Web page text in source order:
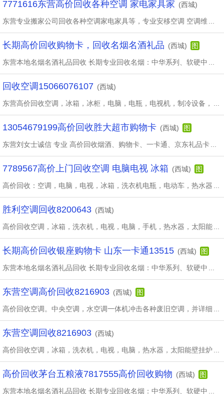
7771616东营高价回收各种空调 家电家具家 (西城)
东营专业搬家公司回收各种空调家电家具等，专业安移空调 空调维
长期高价回收购物卡，回收名烟名酒礼品 (西城) 图
东营本地名烟名酒礼品回收 长期专业回收名烟：中华系列、软硬中
回收空调15066076107 (西城)
东营高价回收空调，冰箱，冰柜，电脑，电瓶，电视机，制冷设备，
13054679199高价回收胜大超市购物卡 (西城) 图
东营刘女士诚信 专业 高价回收烟酒、购物卡、一卡通、京东礼品卡
7789567高价上门回收空调 电脑电视 冰箱 (西城) 图
高价回收：空调，电脑，电视，冰箱，洗衣机电瓶，电动车，热水器
胜利空调回收8200643 (西城)
高价回收空调，冰箱，洗衣机，电视，电脑，手机，热水器，太阳能
长期高价回收银座购物卡 山东一卡通13515 (西城) 图
东营本地名烟名酒礼品回收 长期专业回收名烟：中华系列、软硬中
东营空调高价回收8216903 (西城) 图
高价回收空调。中央空调，水空调一体机冲击各种废旧空调，并详细
东营空调回收8216903 (西城)
高价回收空调，冰箱，洗衣机，电视，电脑，热水器，太阳能壁挂炉
高价回收茅台五粮液7817555高价回收购物 (西城) 图
东营本地名烟名酒礼品回收 长期专业回收名烟：中华系列、软硬中